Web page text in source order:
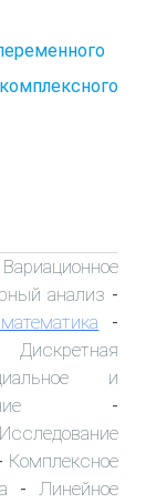
Вариационное
анализ -
-
Дискретная
и
-
Исследование
Комплексное
-
Линейное